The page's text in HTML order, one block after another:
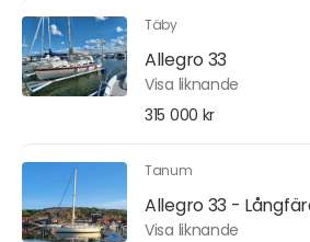
Täby
Allegro 33
Visa liknande
315 000 kr
Tanum
Allegro 33 -
Visa liknande